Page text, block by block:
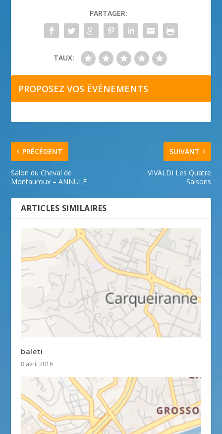
PARTAGER:
TAUX:
PROPOSEZ VOS ÉVÉNEMENTS
PRÉCÉDENT
Salon du Cheval de
Montauroux – ANNULE
SUIVANT
VIVALDI Les Quatre
Saisons
ARTICLES SIMILAIRES
baleti
8 avril 2016